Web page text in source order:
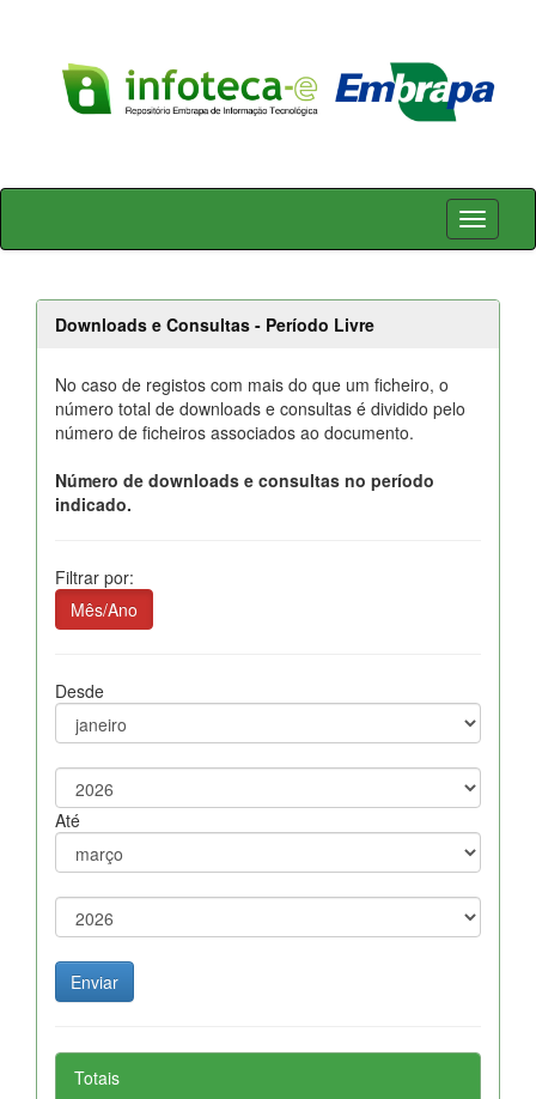
Skip
Downloads e Consultas - Período Livre
No caso de registos com mais do que um ficheiro, o
número total de downloads e consultas é dividido pelo
número de ficheiros associados ao documento.
Número de downloads e consultas no período
indicado.
Filtrar por:
Mês/Ano
Desde
Até
Totais